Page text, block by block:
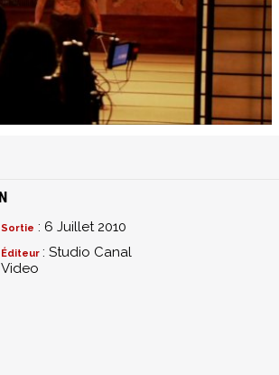
Sortie : 6 Juillet 2010
Éditeur : Studio Canal
Video